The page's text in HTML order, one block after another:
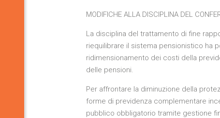
MODIFICHE ALLA DISCIPLINA DEL
La disciplina del trattamento di fine
riequilibrare il sistema pensionistico ha
ridimensionamento dei costi della
delle pensioni.
Per affrontare la diminuzione della
forme di previdenza complementare
pubblico obbligatorio tramite gestione